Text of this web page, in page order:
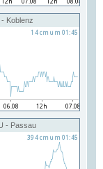
Koblenz
- Passau